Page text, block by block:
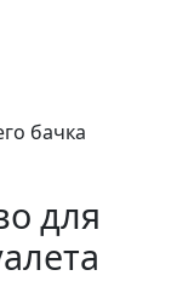
бачка
для